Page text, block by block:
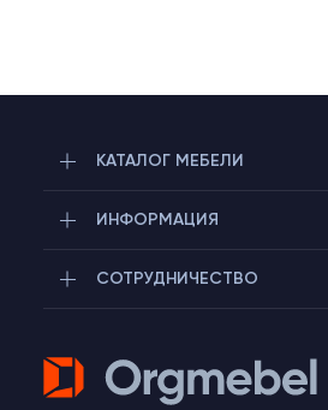
КАТАЛОГ МЕБЕЛИ
ИНФОРМАЦИЯ
СОТРУДНИЧЕСТВО
Telegram